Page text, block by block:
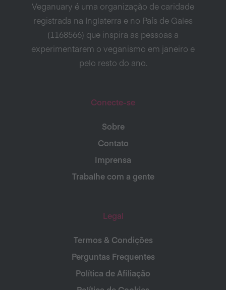
Veganuary é uma organização de caridade
registrada na Inglaterra e no País de Gales
(1168566) que inspira as pessoas a
experimentarem o veganismo em janeiro e
pelo resto do ano.
Conecte-se
Sobre
Contato
Imprensa
Trabalhe com a gente
Legal
Termos & Condições
Perguntas Frequentes
Política de Afiliação